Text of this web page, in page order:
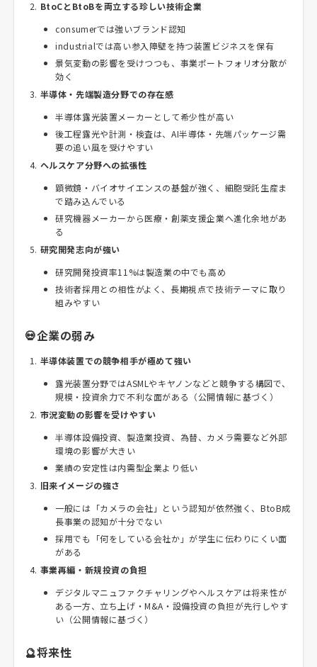
BtoCとBtoBを両立する珍しい技術企業
consumerでは強いブランド認知
industrialでは高い参入障壁を持つ装置ビジネスを保有
景気変動の影響を受けつつも、事業ポートフォリオ分散が
効く
半導体・先端製造分野での存在感
半導体露光装置メーカーとして希少性が高い
後工程露光や計測・検査は、AI半導体・先端パッケージ需
要の追い風を受けやすい
ヘルスケア分野への拡張性
顕微鏡・バイオサイエンスの基盤が強く、細胞受託生産ま
で踏み込んでいる
研究機器メーカーから医療・創薬支援企業へ進化余地があ
る
研究開発志向が強い
研究開発投資率11%は製造業の中でも高め
技術者採用との相性がよく、長期視点で技術テーマに取り
組みやすい
💀企業の弱み
半導体装置での競争相手が極めて強い
露光装置分野ではASMLやキヤノンなどと競争する構図で、
規模・投資余力で不利な面がある（公開情報に基づく）
市況変動の影響を受けやすい
半導体設備投資、製造業投資、為替、カメラ需要など外部
環境の影響が大きい
業績の安定性は内需型企業より低い
旧来イメージの強さ
一般には「カメラの会社」という認知が依然強く、BtoB成
長事業の認知が十分でない
採用でも「何をしている会社か」が学生に伝わりにくい面
がある
事業再編・新規投資の負担
デジタルマニュファクチャリングやヘルスケアは将来性が
ある一方、立ち上げ・M&A・設備投資の負担が先行しやす
い（公開情報に基づく）
🔮将来性